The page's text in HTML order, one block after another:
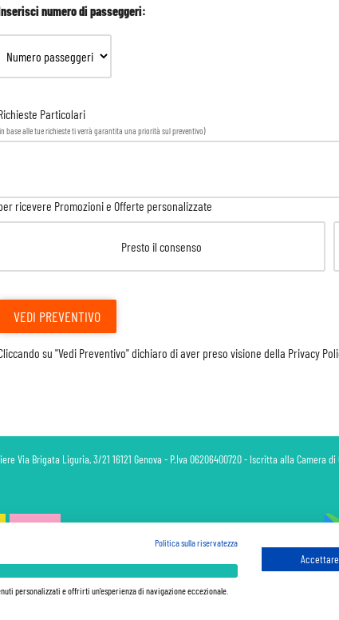
numero di passeggeri:
Particolari
base alle tue richieste ti verrà garantita una priorità sul preventivo)
ricevere Promozioni e Offerte personalizzate
Presto il consenso
VEDI PREVENTIVO
su "Vedi Preventivo" dichiaro di aver preso visione della Privacy
Brigata Liguria, 3/21 16121 Genova - P.Iva 06206400720 - Iscritta alla Camera di
da pagare a bordo, salvo dove espressamente indicato. I Prezzi si intendono "a partire da" e sono
Politica sulla riservatezza
personalizzati e offrirti un'esperienza di navigazione eccezionale.